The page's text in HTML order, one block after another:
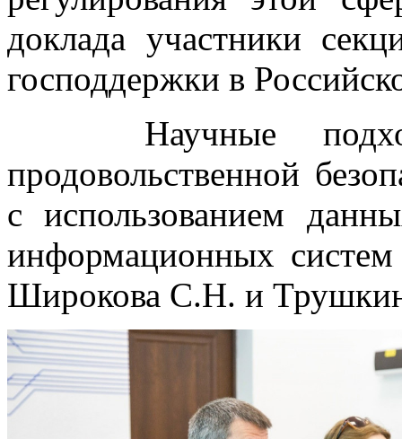
доклада участники
господдержки в
Научные
продовольственной
с использованием
информационных
Широкова С.Н. и